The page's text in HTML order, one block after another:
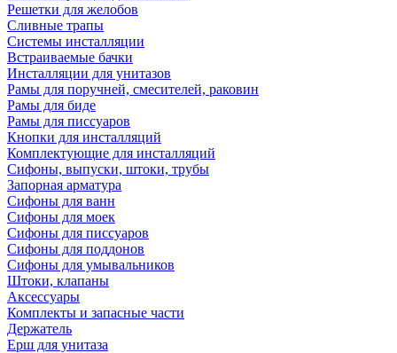
Решетки для желобов
Сливные трапы
Системы инсталляции
Встраиваемые бачки
Инсталляции для унитазов
Рамы для поручней, смесителей, раковин
Рамы для биде
Рамы для писсуаров
Кнопки для инсталляций
Комплектующие для инсталляций
Сифоны, выпуски, штоки, трубы
Запорная арматура
Сифоны для ванн
Сифоны для моек
Сифоны для писсуаров
Сифоны для поддонов
Сифоны для умывальников
Штоки, клапаны
Аксессуары
Комплекты и запасные части
Держатель
Ерш для унитаза